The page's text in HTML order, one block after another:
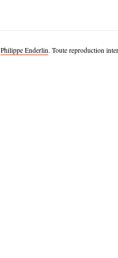
Philippe Enderlin. Toute reproduction